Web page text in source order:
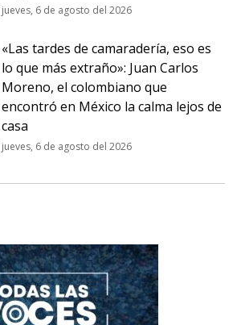
jueves, 6 de agosto del 2026
«Las tardes de camaradería, eso es
lo que más extraño»: Juan Carlos
Moreno, el colombiano que
encontró en México la calma lejos de
casa
jueves, 6 de agosto del 2026